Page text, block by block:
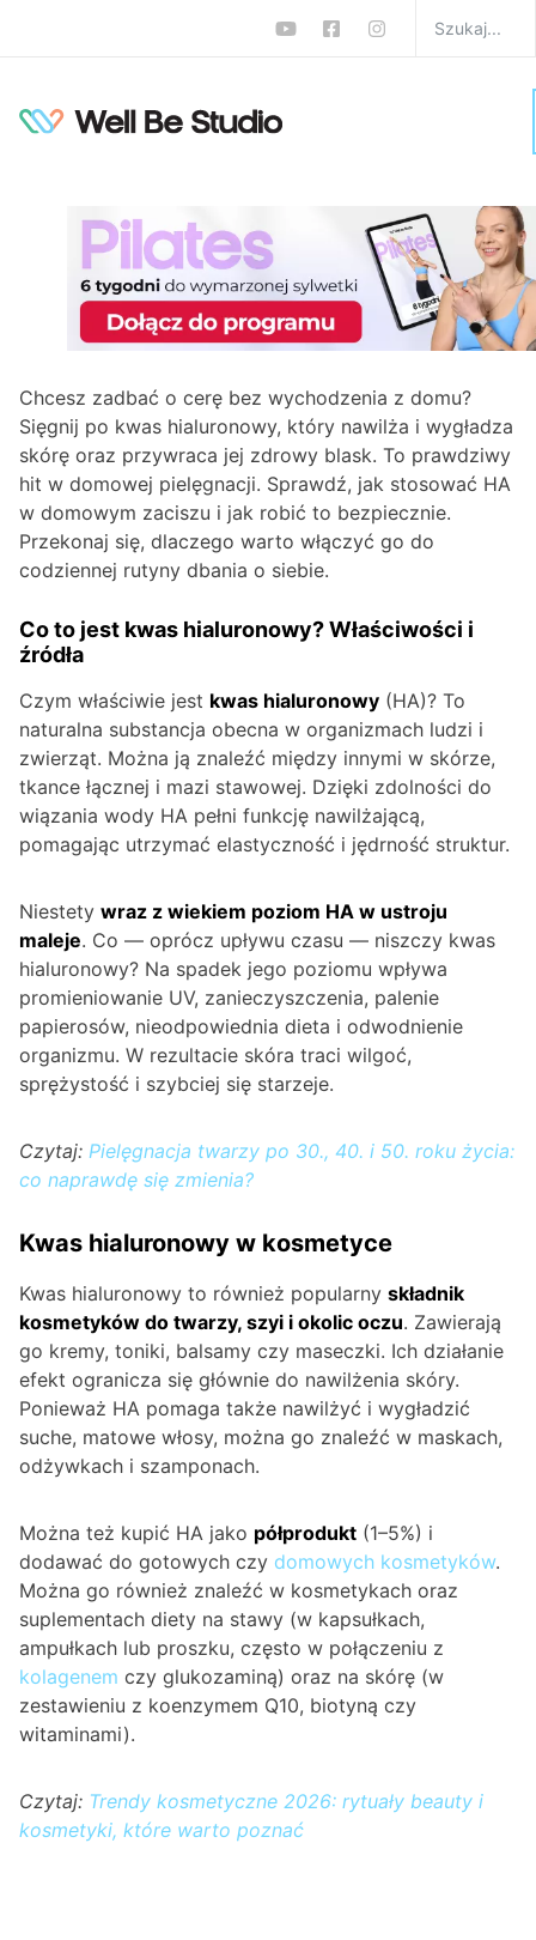
Jak stosować kwas
bezpieczne
Monika Zalewska-Biełło 0 komentarzy
Chcesz zadbać o cerę bez wychodzenia z domu?
Sięgnij po kwas hialuronowy, który nawilża i wygładza
skórę oraz przywraca jej zdrowy blask. To prawdziwy
hit w domowej pielęgnacji. Sprawdź, jak stosować HA
w domowym zaciszu i jak robić to bezpiecznie.
Przekonaj się, dlaczego warto włączyć go do
codziennej rutyny dbania o siebie.
Co to jest kwas hialuronowy? Właściwości i
źródła
Czym właściwie jest kwas hialuronowy (HA)? To
naturalna substancja obecna w organizmach ludzi i
zwierząt. Można ją znaleźć między innymi w skórze,
tkance łącznej i mazi stawowej. Dzięki zdolności do
wiązania wody HA pełni funkcję nawilżającą,
pomagając utrzymać elastyczność i jędrność struktur.
Niestety wraz z wiekiem poziom HA w ustroju
maleje. Co — oprócz upływu czasu — niszczy kwas
hialuronowy? Na spadek jego poziomu wpływa
promieniowanie UV, zanieczyszczenia, palenie
papierosów, nieodpowiednia dieta i odwodnienie
organizmu. W rezultacie skóra traci wilgoć,
sprężystość i szybciej się starzeje.
Czytaj: Pielęgnacja twarzy po 30., 40. i 50. roku życia:
co naprawdę się zmienia?
Kwas hialuronowy w kosmetyce
Kwas hialuronowy to również popularny składnik
kosmetyków do twarzy, szyi i okolic oczu. Zawierają
go kremy, toniki, balsamy czy maseczki. Ich działanie
efekt ogranicza się głównie do nawilżenia skóry.
Ponieważ HA pomaga także nawilżyć i wygładzić
suche, matowe włosy, można go znaleźć w maskach,
odżywkach i szamponach.
Można też kupić HA jako półprodukt (1–5%) i
dodawać do gotowych czy domowych kosmetyków.
Można go również znaleźć w kosmetykach oraz
suplementach diety na stawy (w kapsułkach,
ampułkach lub proszku, często w połączeniu z
kolagenem czy glukozaminą) oraz na skórę (w
zestawieniu z koenzymem Q10, biotyną czy
witaminami).
Czytaj: Trendy kosmetyczne 2026: rytuały beauty i
kosmetyki, które warto poznać